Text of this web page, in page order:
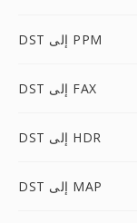
DST إلى PPM
DST إلى FAX
DST إلى HDR
DST إلى MAP